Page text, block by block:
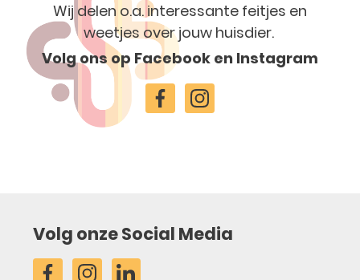
Wij delen o.a. interessante feitjes en
weetjes over jouw huisdier.
Volg ons op Facebook en Instagram
Volg onze Social Media